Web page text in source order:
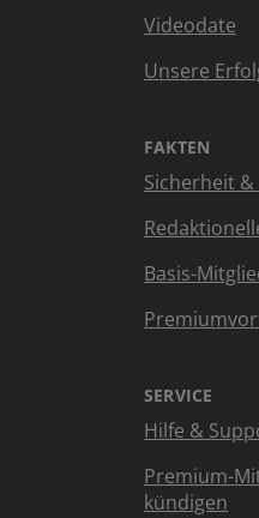
Videodate
Unsere
FAKTEN
Sicherheit
Basis-
SERVICE
Hilfe &
Premium-
kündigen